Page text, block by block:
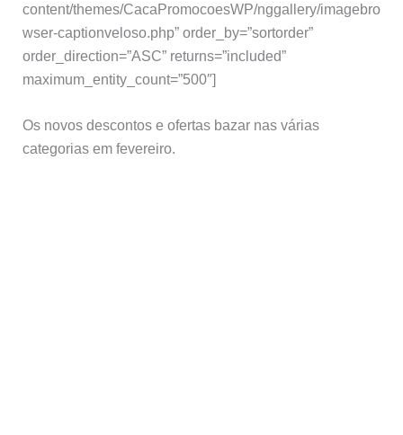
content/themes/CacaPromocoesWP/nggallery/imagebro
wser-captionveloso.php” order_by=”sortorder”
order_direction=”ASC” returns=”included”
maximum_entity_count=”500″]
Os novos descontos e ofertas bazar nas várias
categorias em fevereiro.